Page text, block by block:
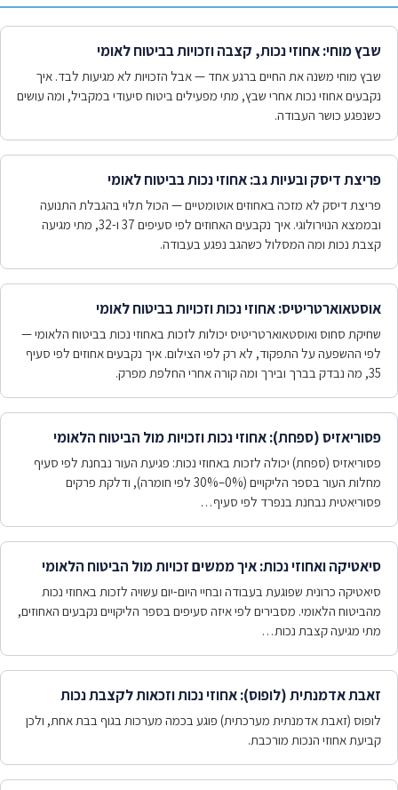
שבץ מוחי: אחוזי נכות, קצבה וזכויות בביטוח לאומי
שבץ מוחי משנה את החיים ברגע אחד — אבל הזכויות לא מגיעות לבד. איך
נקבעים אחוזי נכות אחרי שבץ, מתי מפעילים ביטוח סיעודי במקביל, ומה עושים
כשנפגע כושר העבודה.
פריצת דיסק ובעיות גב: אחוזי נכות בביטוח לאומי
פריצת דיסק לא מזכה באחוזים אוטומטיים — הכול תלוי בהגבלת התנועה
ובממצא הנוירולוגי. איך נקבעים האחוזים לפי סעיפים 37 ו-32, מתי מגיעה
קצבת נכות ומה המסלול כשהגב נפגע בעבודה.
אוסטאוארטריטיס: אחוזי נכות וזכויות בביטוח לאומי
שחיקת סחוס ואוסטאוארטריטיס יכולות לזכות באחוזי נכות בביטוח הלאומי —
לפי ההשפעה על התפקוד, לא רק לפי הצילום. איך נקבעים אחוזים לפי סעיף
35, מה נבדק בברך ובירך ומה קורה אחרי החלפת מפרק.
פסוריאזיס (ספחת): אחוזי נכות וזכויות מול הביטוח הלאומי
פסוריאזיס (ספחת) יכולה לזכות באחוזי נכות: פגיעת העור נבחנת לפי סעיף
מחלות העור בספר הליקויים (0%–30% לפי חומרה), ודלקת פרקים
פסוריאטית נבחנת בנפרד לפי סעיף…
סיאטיקה ואחוזי נכות: איך ממשים זכויות מול הביטוח הלאומי
סיאטיקה כרונית שפוגעת בעבודה ובחיי היום-יום עשויה לזכות באחוזי נכות
מהביטוח הלאומי. מסבירים לפי איזה סעיפים בספר הליקויים נקבעים האחוזים,
מתי מגיעה קצבת נכות…
זאבת אדמנתית (לופוס): אחוזי נכות וזכאות לקצבת נכות
לופוס (זאבת אדמנתית מערכתית) פוגע בכמה מערכות בגוף בבת אחת, ולכן
קביעת אחוזי הנכות מורכבת.